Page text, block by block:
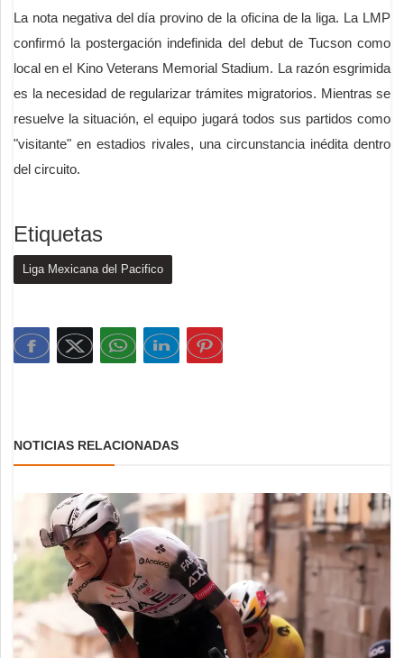
La nota negativa del día provino de la oficina de la liga. La LMP
confirmó la postergación indefinida del debut de Tucson como
local en el Kino Veterans Memorial Stadium. La razón esgrimida
es la necesidad de regularizar trámites migratorios. Mientras se
resuelve la situación, el equipo jugará todos sus partidos como
"visitante" en estadios rivales, una circunstancia inédita dentro
del circuito.
Etiquetas
Liga Mexicana del Pacifico
NOTICIAS RELACIONADAS